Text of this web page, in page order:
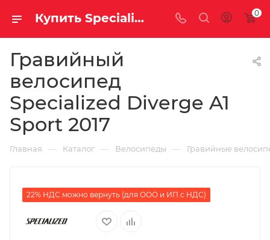
Купить Specialized Diverge A1 Sport 2017 на за 74990.00000000 руб. в Саратове и Энгельсе в рассрочку или кредит выгодно 0
Гравийный
велосипед
Specialized Diverge A1
Sport 2017
Главная — Каталог — Велосипеды — Гравийные
22% НДС можно вернуть (для ООО и ИП с НДС)